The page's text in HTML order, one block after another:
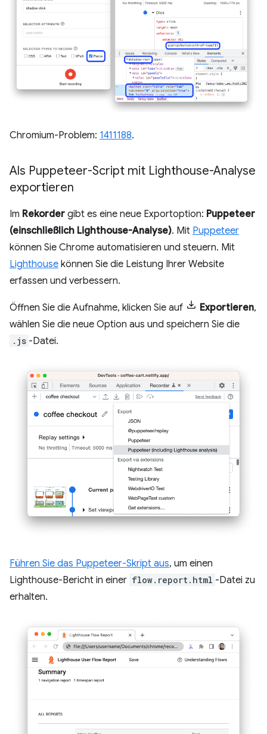
Chromium-Problem: 1411188.
Als Puppeteer-Script mit Lighthouse-Analyse
exportieren
Im Rekorder gibt es eine neue Exportoption: Puppeteer
(einschließlich Lighthouse-Analyse). Mit Puppeteer
können Sie Chrome automatisieren und steuern. Mit
Lighthouse können Sie die Leistung Ihrer Website
erfassen und verbessern.
Öffnen Sie die Aufnahme, klicken Sie auf Exportieren,
wählen Sie die neue Option aus und speichern Sie die
.js -Datei.
Führen Sie das Puppeteer-Skript aus, um einen
Lighthouse-Bericht in einer flow.report.html -Datei zu
erhalten.